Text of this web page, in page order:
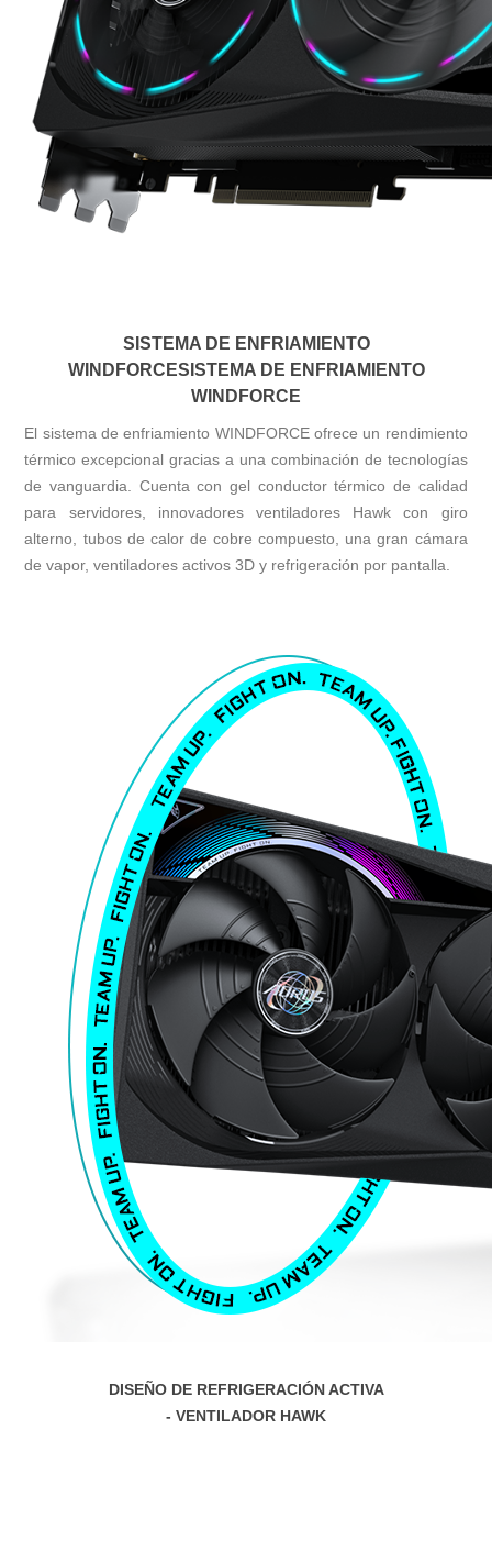
SISTEMA DE ENFRIAMIENTO
WINDFORCESISTEMA DE ENFRIAMIENTO
WINDFORCE
El sistema de enfriamiento WINDFORCE ofrece un rendimiento
térmico excepcional gracias a una combinación de tecnologías
de vanguardia. Cuenta con gel conductor térmico de calidad
para servidores, innovadores ventiladores Hawk con giro
alterno, tubos de calor de cobre compuesto, una gran cámara
de vapor, ventiladores activos 3D y refrigeración por pantalla.
DISEÑO DE REFRIGERACIÓN ACTIVA
- VENTILADOR HAWK